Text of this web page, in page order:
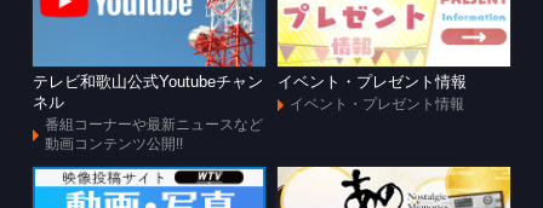
テレビ和歌山公式Youtubeチャン
ネル
番組コーナーや最新ニュースなど
動画コンテンツ公開!!
イベント・プレゼント情報
イベント・プレゼント情報